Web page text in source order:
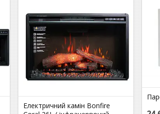
Електричний камін Bonfire